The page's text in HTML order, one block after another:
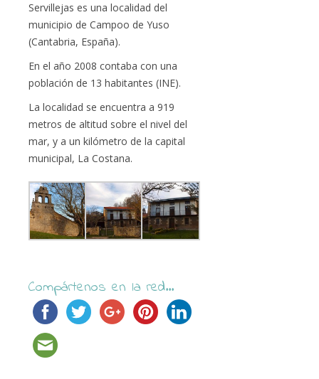
Servillejas es una localidad del
municipio de Campoo de Yuso
(Cantabria, España).
En el año 2008 contaba con una
población de 13 habitantes (INE).
La localidad se encuentra a 919
metros de altitud sobre el nivel del
mar, y a un kilómetro de la capital
municipal, La Costana.
Compártenos en la red...